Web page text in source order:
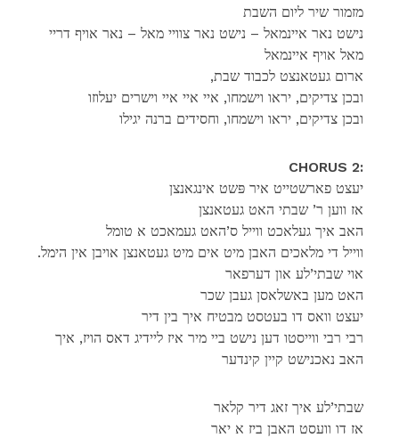
מזמור שיר ליום השבת
נישט נאר איינמאל – נישט נאר צוויי מאל – נאר אויף דריי
מאל אויף איינמאל
,ארום געטאנצט לכבוד שבת
ובכן צדיקים, יראו וישמחו, איי איי איי וישרים יעלוזו
ובכן צדיקים, יראו וישמחו, וחסידים ברנה יגילו
CHORUS 2:
יעצט פארשטייט איר פּשט אינגאנצן
אז ווען ר’ שבתי האט געטאנצן
האב איך געלאכט ווייל ס’האט געמאכט א טומל
.ווייל די מלאכים האבן מיט אים מיט געטאנצן אויבן אין הימל
אוי שבתי’לע און דערפאר
האט מען באשלאסן געבן שכר
יעצט וואס דו בעטסט מבטיח איך בין דיר
רבי רבי ווייסטו דען נישט ביי מיר איז ליידיג דאס הויז, איך
האב נאכנישט קיין קינדער
שבתי’לע איך זאג דיר קלאר
אז דו וועסט האבן ביז א יאר